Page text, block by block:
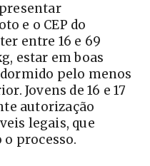
e o CEP do
entre 16 e 69
estar em boas
pelo menos
Jovens de 16 e 17
autorização
legais, que
processo.